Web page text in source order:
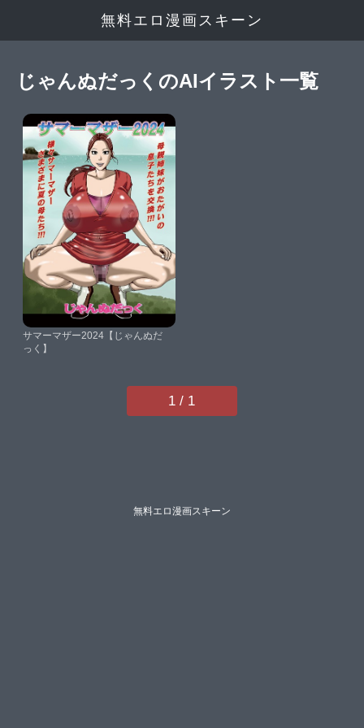
無料エロ漫画スキーン
じゃんぬだっくのAIイラスト一覧
サマーマザー2024【じゃんぬだ
っく】
1 / 1
無料エロ漫画スキーン